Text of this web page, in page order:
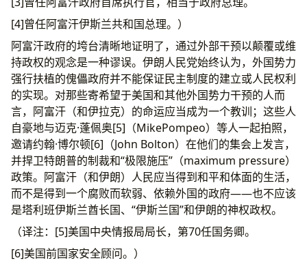
[4]曾任阿富汗伊斯兰共和国总理。）
阿富汗政府的垮台清晰地证明了，通过外部干预以颠覆或维
持政权的观念是一种谬误。伊朗人民党始终认为，外国势力
强行扶植的傀儡政府并不能保证民主制度的建立或人民权利
的实现。对那些寄希望于美国和其他外国势力干预的人而
言，阿富汗（和伊拉克）的命运应当成为一个教训；这些人
自豪地与迈克·蓬佩奥[5]（MikePompeo）等人一起拍照，
邀请约翰·博尔顿[6]（John Bolton）在他们的集会上发言，
并捍卫特朗普的制裁和“极限施压”（maximum pressure）
政策。阿富汗（和伊朗）人民应当得到和平和体面的生活，
而不是得到一个腐败而软弱、依赖外国的政府——也不应该
是塔利班伊斯兰酋长国、“伊斯兰国”和伊朗的神权政权。
（译注：[5]美国中央情报局局长，第70任国务卿。
[6]美国前国家安全顾问。）